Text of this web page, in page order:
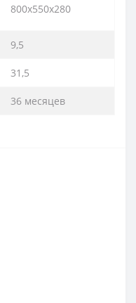
800х550х280
9,5
31,5
36 месяцев